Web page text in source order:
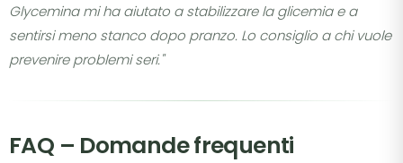
Glycemina mi ha aiutato a stabilizzare la glicemia e a
sentirsi meno stanco dopo pranzo. Lo consiglio a chi vuole
prevenire problemi seri."
FAQ – Domande frequenti